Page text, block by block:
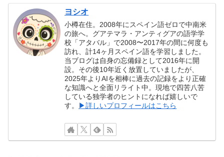
ヨシオ
小樽在住。2008年にスペイン語ゼロで中南米
の旅へ。グアテマラ・アンティグアの語学学
校「アタバル」で2008〜2017年の間に何度も
訪れ、計14ヶ月スペイン語を学習しました。
当ブログは自身の忘備録として2016年に開
設。その後10年近く放置していましたが、
2025年よりAIを相棒に過去の記録をより正確
な知識へと全面リライト中。現地で四苦八苦
している独学者のヒントになれば嬉しいで
す。
▶詳しいプロフィールはこちら